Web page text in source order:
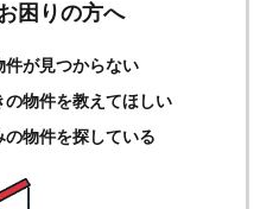
困りの方へ
が見つからない
の物件を教えてほしい
の物件を探している